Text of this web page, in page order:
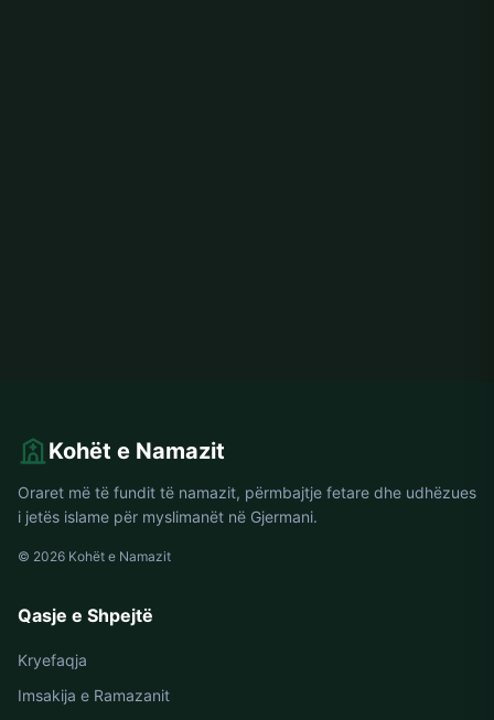
Kohët e Namazit
Oraret më të fundit të namazit, përmbajtje fetare dhe udhëzues
i jetës islame për myslimanët në Gjermani.
© 2026 Kohët e Namazit
Qasje e Shpejtë
Kryefaqja
Imsakija e Ramazanit